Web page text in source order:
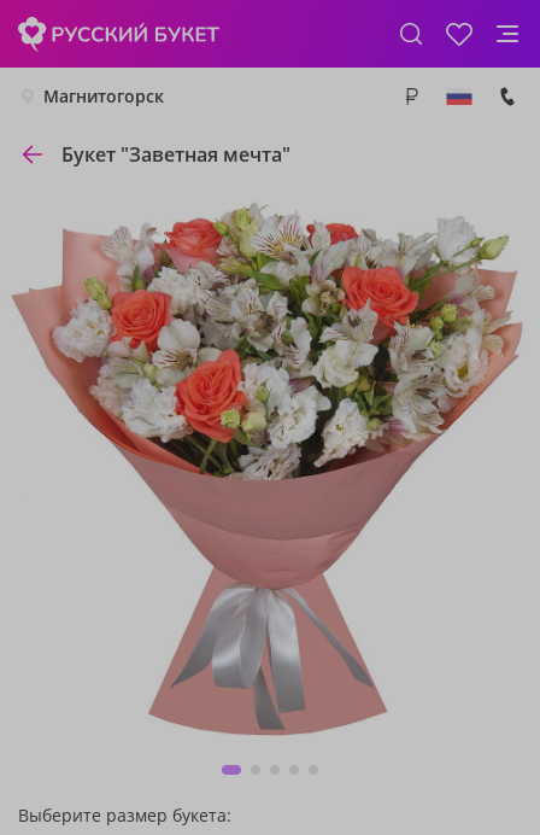
Магнитогорск
Букет "Заветная мечта"
Выберите размер букета: